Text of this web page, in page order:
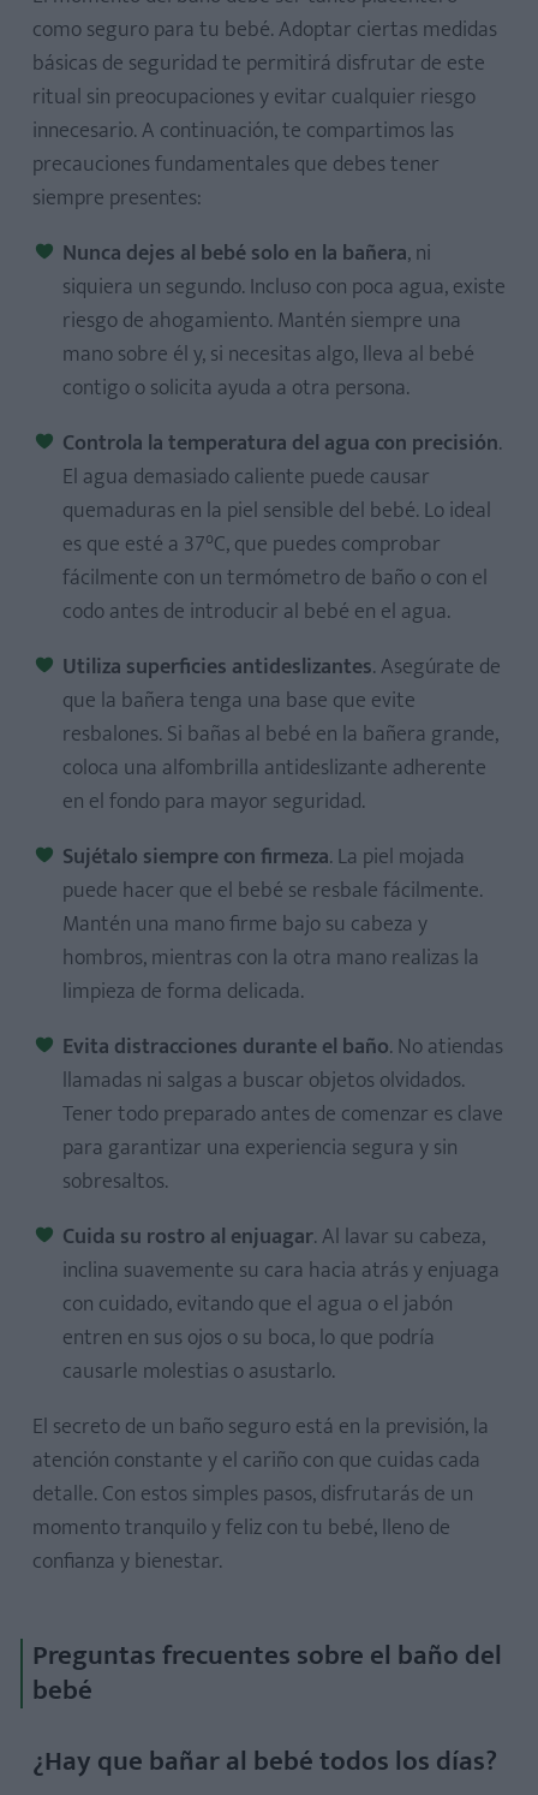
como seguro para tu bebé. Adoptar ciertas medidas
básicas de seguridad te permitirá disfrutar de este
ritual sin preocupaciones y evitar cualquier riesgo
innecesario. A continuación, te compartimos las
precauciones fundamentales que debes tener
siempre presentes:
Nunca dejes al bebé solo en la bañera, ni
siquiera un segundo. Incluso con poca agua, existe
riesgo de ahogamiento. Mantén siempre una
mano sobre él y, si necesitas algo, lleva al bebé
contigo o solicita ayuda a otra persona.
Controla la temperatura del agua con precisión.
El agua demasiado caliente puede causar
quemaduras en la piel sensible del bebé. Lo ideal
es que esté a 37°C, que puedes comprobar
fácilmente con un termómetro de baño o con el
codo antes de introducir al bebé en el agua.
Utiliza superficies antideslizantes. Asegúrate de
que la bañera tenga una base que evite
resbalones. Si bañas al bebé en la bañera grande,
coloca una alfombrilla antideslizante adherente
en el fondo para mayor seguridad.
Sujétalo siempre con firmeza. La piel mojada
puede hacer que el bebé se resbale fácilmente.
Mantén una mano firme bajo su cabeza y
hombros, mientras con la otra mano realizas la
limpieza de forma delicada.
Evita distracciones durante el baño. No atiendas
llamadas ni salgas a buscar objetos olvidados.
Tener todo preparado antes de comenzar es clave
para garantizar una experiencia segura y sin
sobresaltos.
Cuida su rostro al enjuagar. Al lavar su cabeza,
inclina suavemente su cara hacia atrás y enjuaga
con cuidado, evitando que el agua o el jabón
entren en sus ojos o su boca, lo que podría
causarle molestias o asustarlo.
El secreto de un baño seguro está en la previsión, la
atención constante y el cariñocon que cuidas cada
detalle. Con estos simples pasos, disfrutarás de un
momento tranquilo y feliz con tu bebé, lleno de
confianza y bienestar.
Preguntas frecuentes sobre el baño del
bebé
¿Hay que bañar al bebé todos los días?